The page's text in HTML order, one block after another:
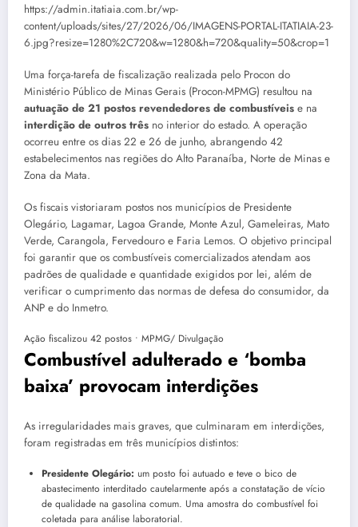
https://admin.itatiaia.com.br/wp-
content/uploads/sites/27/2026/06/IMAGENS-PORTAL-ITATIAIA-23-
6.jpg?resize=1280%2C720&w=1280&h=720&quality=50&crop=1
Uma força-tarefa de fiscalização realizada pelo Procon do
Ministério Público de Minas Gerais (Procon-MPMG) resultou na
autuação de 21 postos revendedores de combustíveis e na
interdição de outros três no interior do estado. A operação
ocorreu entre os dias 22 e 26 de junho, abrangendo 42
estabelecimentos nas regiões do Alto Paranaíba, Norte de Minas e
Zona da Mata.
Os fiscais vistoriaram postos nos municípios de Presidente
Olegário, Lagamar, Lagoa Grande, Monte Azul, Gameleiras, Mato
Verde, Carangola, Fervedouro e Faria Lemos. O objetivo principal
foi garantir que os combustíveis comercializados atendam aos
padrões de qualidade e quantidade exigidos por lei, além de
verificar o cumprimento das normas de defesa do consumidor, da
ANP e do Inmetro.
Ação fiscalizou 42 postos • MPMG/ Divulgação
Combustível adulterado e ‘bomba
baixa’ provocam interdições
As irregularidades mais graves, que culminaram em interdições,
foram registradas em três municípios distintos:
Presidente Olegário: um posto foi autuado e teve o bico de
abastecimento interditado cautelarmente após a constatação de vício
de qualidade na gasolina comum. Uma amostra do combustível foi
coletada para análise laboratorial.